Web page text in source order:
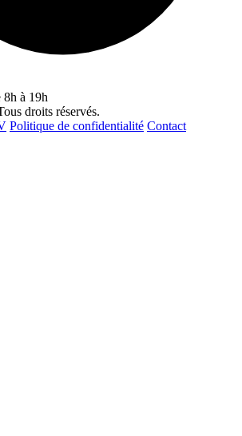
à 19h
droits réservés.
Politique de confidentialité Contact